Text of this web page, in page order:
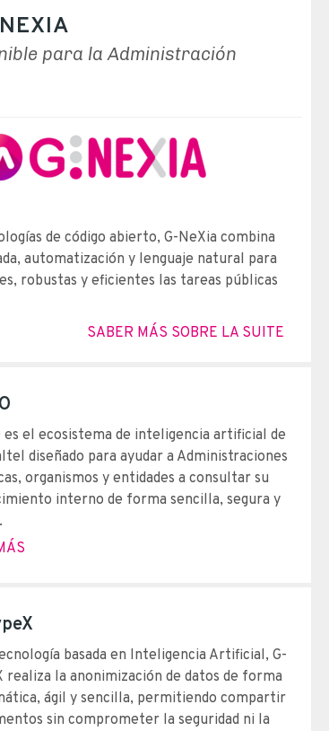
para la Administración
de código abierto, G-NeXia combina
automatización y lenguaje natural para
robustas y eficientes las tareas públicas
SABER MÁS SOBRE LA SUITE
es el ecosistema de inteligencia artificial de
diseñado para ayudar a Administraciones
organismos y entidades a consultar su
interno de forma sencilla, segura y
basada en Inteligencia Artificial, G-
realiza la anonimización de datos de forma
ágil y sencilla, permitiendo compartir
sin comprometer la seguridad ni la